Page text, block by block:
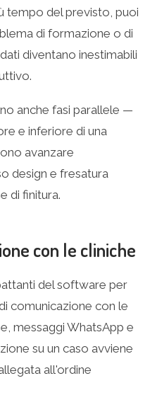
tempo del previsto, puoi
di formazione o di
diventano inestimabili
anche fasi parallele —
e inferiore di una
avanzare
design e fresatura
di finitura.
con le cliniche
del software per
comunicazione con le
messaggi WhatsApp e
su un caso avviene
all'ordine